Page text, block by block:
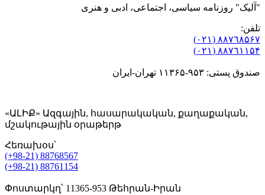
"آلیک" روزنامه سیاسی، اجتماعی، ادبی و هنری
تلفن:
٨۸٧٦٨۵۶۷ (٠٢١)
٨۸٧٦۱۱۵۴ (٠٢١)
صندوق پستی: ۹۵۳-۱۱۳۶۵ تهران-ایران
«ԱԼԻՔ» Ազգային, հասարակական, քաղաքական,
մշակութային օրաթերթ
Հեռախօս՝
(+98-21) 88768567
(+98-21) 88761154
Փոստարկղ՝ 11365-953 Թեհրան-Իրան